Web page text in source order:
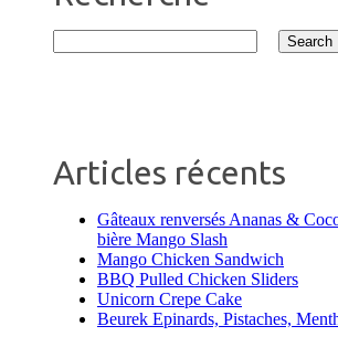
Articles récents
Gâteaux renversés Ananas &
bière Mango Slash
Mango Chicken Sandwich
BBQ Pulled Chicken Sliders
Unicorn Crepe Cake
Beurek Epinards, Pistaches,